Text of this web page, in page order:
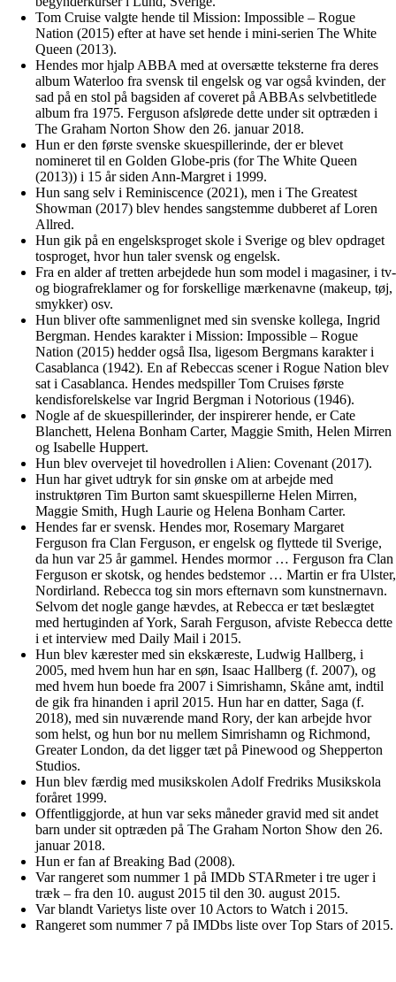
Tom Cruise valgte hende til Mission: Impossible – Rogue
Nation (2015) efter at have set hende i mini-serien The White
Queen (2013).
Hendes mor hjalp ABBA med at oversætte teksterne fra deres
album Waterloo fra svensk til engelsk og var også kvinden, der
sad på en stol på bagsiden af coveret på ABBAs selvbetitlede
album fra 1975. Ferguson afslørede dette under sit optræden i
The Graham Norton Show den 26. januar 2018.
Hun er den første svenske skuespillerinde, der er blevet
nomineret til en Golden Globe-pris (for The White Queen
(2013)) i 15 år siden Ann-Margret i 1999.
Hun sang selv i Reminiscence (2021), men i The Greatest
Showman (2017) blev hendes sangstemme dubberet af Loren
Allred.
Hun gik på en engelsksproget skole i Sverige og blev opdraget
tosproget, hvor hun taler svensk og engelsk.
Fra en alder af tretten arbejdede hun som model i magasiner, i tv-
og biografreklamer og for forskellige mærkenavne (makeup, tøj,
smykker) osv.
Hun bliver ofte sammenlignet med sin svenske kollega, Ingrid
Bergman. Hendes karakter i Mission: Impossible – Rogue
Nation (2015) hedder også Ilsa, ligesom Bergmans karakter i
Casablanca (1942). En af Rebeccas scener i Rogue Nation blev
sat i Casablanca. Hendes medspiller Tom Cruises første
kendisforelskelse var Ingrid Bergman i Notorious (1946).
Nogle af de skuespillerinder, der inspirerer hende, er Cate
Blanchett, Helena Bonham Carter, Maggie Smith, Helen Mirren
og Isabelle Huppert.
Hun blev overvejet til hovedrollen i Alien: Covenant (2017).
Hun har givet udtryk for sin ønske om at arbejde med
instruktøren Tim Burton samt skuespillerne Helen Mirren,
Maggie Smith, Hugh Laurie og Helena Bonham Carter.
Hendes far er svensk. Hendes mor, Rosemary Margaret
Ferguson fra Clan Ferguson, er engelsk og flyttede til Sverige,
da hun var 25 år gammel. Hendes mormor … Ferguson fra Clan
Ferguson er skotsk, og hendes bedstemor … Martin er fra Ulster,
Nordirland. Rebecca tog sin mors efternavn som kunstnernavn.
Selvom det nogle gange hævdes, at Rebecca er tæt beslægtet
med hertuginden af York, Sarah Ferguson, afviste Rebecca dette
i et interview med Daily Mail i 2015.
Hun blev kærester med sin ekskæreste, Ludwig Hallberg, i
2005, med hvem hun har en søn, Isaac Hallberg (f. 2007), og
med hvem hun boede fra 2007 i Simrishamn, Skåne amt, indtil
de gik fra hinanden i april 2015. Hun har en datter, Saga (f.
2018), med sin nuværende mand Rory, der kan arbejde hvor
som helst, og hun bor nu mellem Simrishamn og Richmond,
Greater London, da det ligger tæt på Pinewood og Shepperton
Studios.
Hun blev færdig med musikskolen Adolf Fredriks Musikskola
foråret 1999.
Offentliggjorde, at hun var seks måneder gravid med sit andet
barn under sit optræden på The Graham Norton Show den 26.
januar 2018.
Hun er fan af Breaking Bad (2008).
Var rangeret som nummer 1 på IMDb STARmeter i tre uger i
træk – fra den 10. august 2015 til den 30. august 2015.
Var blandt Varietys liste over 10 Actors to Watch i 2015.
Rangeret som nummer 7 på IMDbs liste over Top Stars of 2015.